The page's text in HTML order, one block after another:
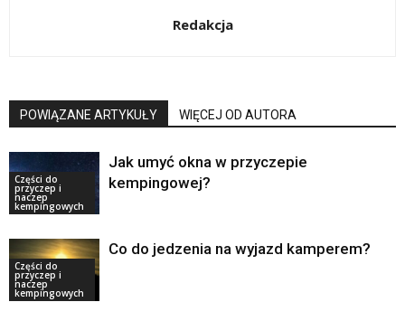
Redakcja
POWIĄZANE ARTYKUŁY WIĘCEJ OD AUTORA
Części do
przyczep i
naczep
kempingowych
Jak umyć okna w przyczepie
kempingowej?
Części do
przyczep i
naczep
kempingowych
Co do jedzenia na wyjazd kamperem?